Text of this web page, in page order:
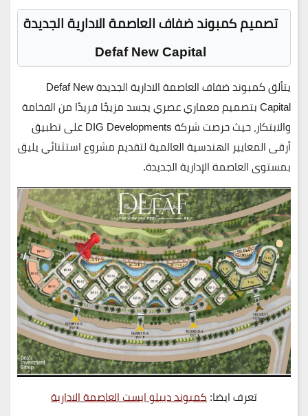
تصميم كمبوند ضفاف العاصمة الادارية الجديدة
Defaf New Capital
يتألق
كمبوند ضفاف العاصمة الادارية الجديدة Defaf New
Capitalبتصميم معماري عصري يجسد مزيجًا فريدًا منالفخامة
والابتكار، حيث حرصتشركة DIG Developments
على تطبيق
أرقى المعايير الهندسية العالمية لتقديم مشروع استثنائي يليق
بمستوى العاصمة الإدارية الجديدة.
تعرف ايضا:كمبوند ديبلو ايست العاصمة الادارية